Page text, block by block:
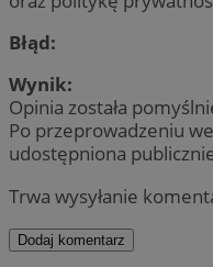
Błąd:
Wynik:
Opinia została
Po przeprowadzeniu
udostępniona
Trwa wysyłanie
Dodaj komentarz